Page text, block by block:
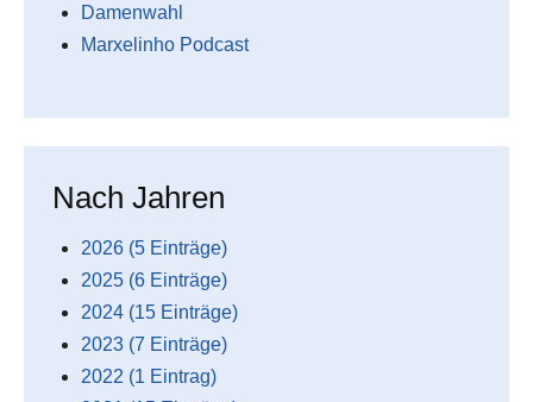
Damenwahl
Marxelinho Podcast
Nach Jahren
2026 (5 Einträge)
2025 (6 Einträge)
2024 (15 Einträge)
2023 (7 Einträge)
2022 (1 Eintrag)